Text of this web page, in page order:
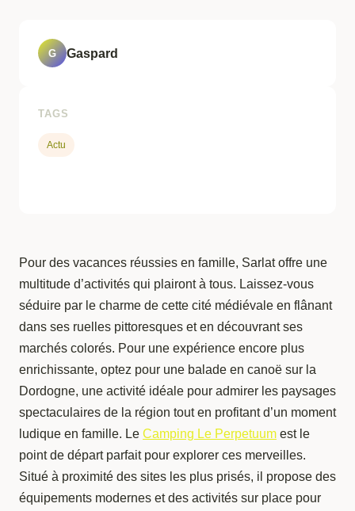
Pour des vacances réussies en famille, Sarlat offre une
multitude d’activités qui plairont à tous. Laissez-vous
séduire par le charme de cette cité médiévale en flânant
dans ses ruelles pittoresques et en découvrant ses
marchés colorés. Pour une expérience encore plus
enrichissante, optez pour une balade en canoë sur la
Dordogne, une activité idéale pour admirer les paysages
spectaculaires de la région tout en profitant d’un moment
ludique en famille. Le Camping Le Perpetuum est le
point de départ parfait pour explorer ces merveilles.
Situé à proximité des sites les plus prisés, il propose des
équipements modernes et des activités sur place pour
G Gaspard
TAGS
Actu